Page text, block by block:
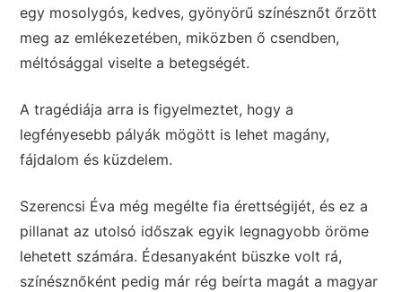
egy mosolygós, kedves, gyönyörű színésznőt őrzött
meg az emlékezetében, miközben ő csendben,
méltósággal viselte a betegségét.
A tragédiája arra is figyelmeztet, hogy a
legfényesebb pályák mögött is lehet magány,
fájdalom és küzdelem.
Szerencsi Éva még megélte fia érettségijét, és ez a
pillanat az utolsó időszak egyik legnagyobb öröme
lehetett számára. Édesanyaként büszke volt rá,
színésznőként pedig már rég beírta magát a magyar